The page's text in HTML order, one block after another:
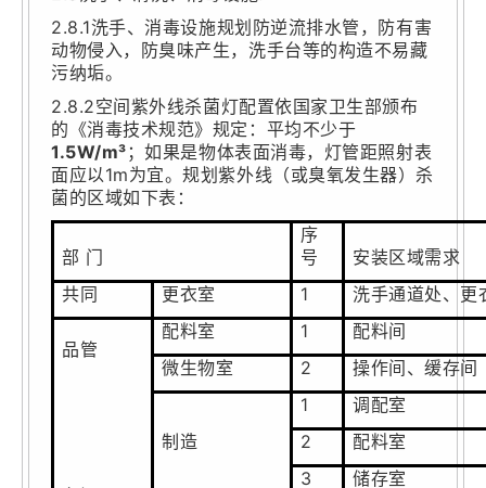
2.8.1洗手、消毒设施规划防逆流排水管，防有害
动物侵入，防臭味产生，洗手台等的构造不易藏
污纳垢。
2.8.2空间紫外线杀菌灯配置依国家卫生部颁布
的《消毒技术规范》规定：平均不少于
1.5W/m³ ；如果是物体表面消毒，灯管距照射表
面应以1m为宜。规划紫外线（或臭氧发生器）杀
菌的区域如下表：
部 门
序
号
安装区域需求
共同
更衣室 1 洗手通道处、更
品管
配料室 1
配料间
微生物室
2 操作间、缓存间
制造
1
调配室
2
配料室
3
储存室